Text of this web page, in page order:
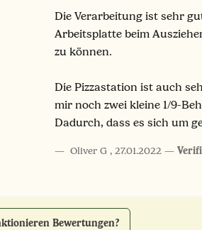
Die Verarbeitung ist sehr
Arbeitsplatte beim
zu können.
Die Pizzastation ist auch
mir noch zwei kleine 1/9-
Dadurch, dass es sich um
Oliver G , 27.01.2022
Bewertungen?